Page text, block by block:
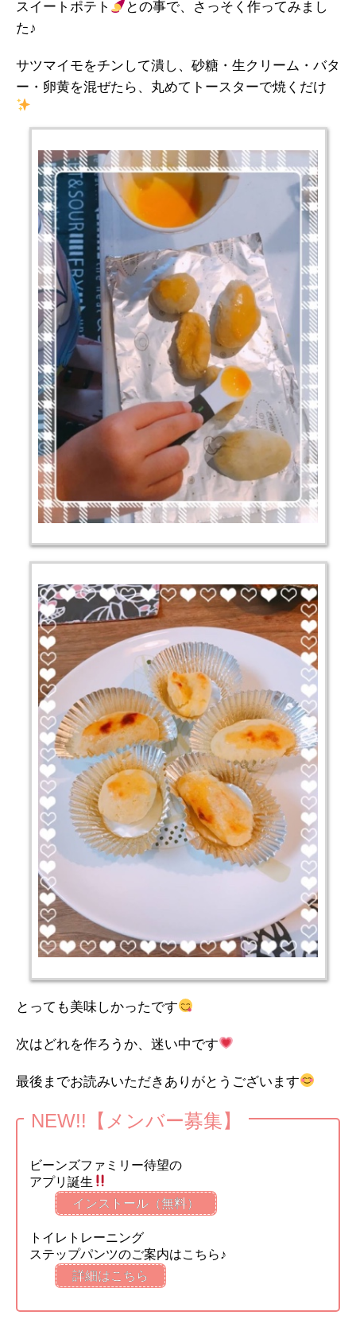
スイートポテト
との事で、さっそく作ってみまし
た♪
サツマイモをチンして潰し、砂糖・生クリーム・バタ
ー・卵黄を混ぜたら、丸めてトースターで焼くだけ
とっても美味しかったです
次はどれを作ろうか、迷い中です
最後までお読みいただきありがとうございます
NEW!!【メンバー募集】
ビーンズファミリー待望の
アプリ誕生
インストール（無料）
トイレトレーニング
ステップパンツのご案内はこちら♪
詳細はこちら